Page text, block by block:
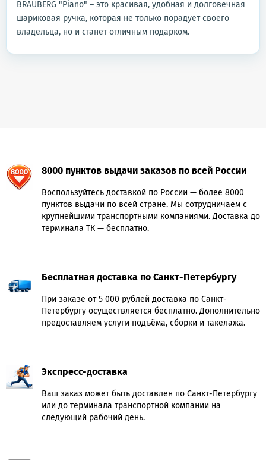
BRAUBERG "Piano" – это красивая, удобная и долговечная
шариковая ручка, которая не только порадует своего
владельца, но и станет отличным подарком.
8000 пунктов выдачи заказов по всей России
Воспользуйтесь доставкой по России — более 8000
пунктов выдачи по всей стране. Мы сотрудничаем с
крупнейшими транспортными компаниями. Доставка до
терминала ТК — бесплатно.
Бесплатная доставка по Санкт-Петербургу
При заказе от 5 000 рублей доставка по Санкт-
Петербургу осуществляется бесплатно. Дополнительно
предоставляем услуги подъёма, сборки и такелажа.
Экспресс-доставка
Ваш заказ может быть доставлен по Санкт-Петербургу
или до терминала транспортной компании на
следующий рабочий день.